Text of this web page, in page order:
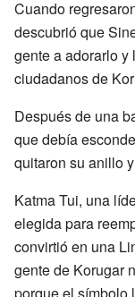
Cuando
descubrió que
gente a adorarlo y
ciudadanos de
Después de una
que debía
quitaron su anillo
Katma Tui, una
elegida para
convirtió en una
gente de Korugar